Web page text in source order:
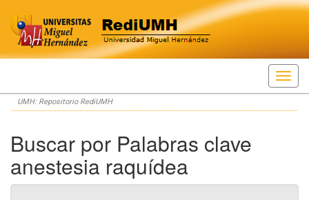
Skip
navigation
UMH: Repositorio RediUMH
Buscar por Palabras clave
anestesia raquídea